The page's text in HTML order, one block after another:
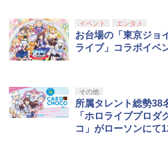
イベント エンタメ
お台場の「東京ジョ
ライブ」コラボイベ
その他
所属タレント総勢38
「ホロライブプロダ
コ」がローソンにて